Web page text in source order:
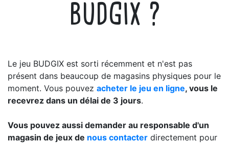
BUDGIX ?
Le jeu BUDGIX est sorti récemment et n'est pas
présent dans beaucoup de magasins physiques pour le
moment. Vous pouvez acheter le jeu en ligne, vous le
recevrez dans un délai de 3 jours.
Vous pouvez aussi demander au responsable d'un
magasin de jeux de nous contacter directement pour